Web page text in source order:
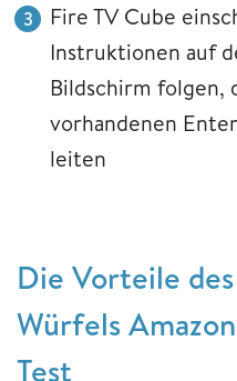
Fire TV Cube
Instruktionen auf
Bildschirm folgen,
vorhandenen
leiten
Die Vorteile
Würfels
Test